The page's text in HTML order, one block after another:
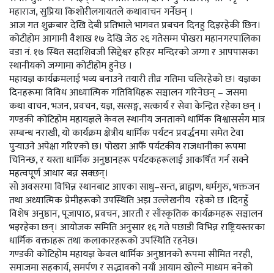
महाराज, सुप्रिया किशोरीलगायतले कथावाचन गर्नेछन् ।
आज गत शुक्रबार देखि देबी प्रतिभाले भागवत प्रबचन दिनहु दिइरहेकी छिन।
कोटीहोम आगामी वैशाख १७ देखि जेठ २६ गतेसम्म पोखरा महानगरपालिका
वडा नं. १७ स्थित सदाशिवजी सिद्देश्वर हरिहर मन्दिरको जग्गा र आपपासका
स्थानीयको जग्गामा कोटीहोम हुनेछ ।
महायज्ञ कार्यक्रमलाई भव्य बनाउने तयारी तीव्र गतिमा चलिरहेको छ। यज्ञका
दिनहरूमा विविध आध्यात्मिक गतिविधिहरू सञ्चालन गरिनेछन् – जसमा
कथा वाचन, भजन, प्रवचन, यज्ञ, सत्सङ्ग, सत्कार्य र सेवा केन्द्रित रहेका छन् ।
गण्डकी कोटिहोम महायज्ञले केवल स्थानीय जनताको धार्मिक विश्वाससँग मात्र
सम्बन्ध नराखी, यो कार्यक्रम क्षेत्रीय धार्मिक पर्यटन प्रवर्द्धनमा समेत टेवा
पुर्‍याउने अपेक्षा गरिएको छ। पोखरा आफैँ पर्यटकीय राजधानीका रूपमा
चिनिन्छ, र यस्ता धार्मिक अनुष्ठानहरू पर्यटकहरूलाई आकर्षित गर्न सक्ने
महत्वपूर्ण आधार बन्न सक्छन्।
सो अवसरमा विभिन्न स्थानबाट आएका साधु–सन्त, ब्राह्मण, धर्मगुरु, भक्तजन
तथा अध्यात्मिक प्रेमीहरूको उपस्थिति अझ उल्लेखनीय रहेको छ ।दिनहुँ
विशेष अनुष्ठान, पूजापाठ, प्रवचन, आरती र साँस्कृतिक कार्यक्रमहरू सञ्चालन
भइरहेका छन्। आयोजक समिति अनुसार १६ गते पछाडी विभिन्न राष्ट्रियस्तरका
धार्मिक वक्ताहरू तथा कलाकारहरूको उपस्थिति रहनेछ।
गण्डकी कोटिहोम महायज्ञ केवल धार्मिक अनुष्ठानको रूपमा सीमित नरही,
समाजमा सहकार्य, समर्पण र सद्भावको नयाँ आयाम खोल्ने माध्यम बनेको